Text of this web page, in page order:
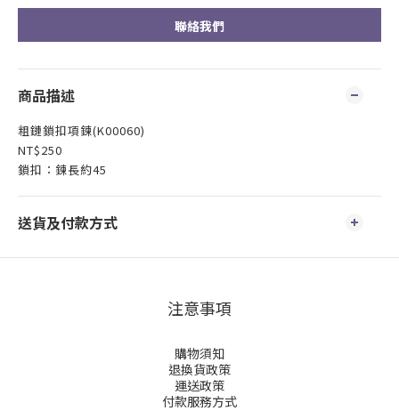
聯絡我們
商品描述
粗鏈鎖扣項鍊(K00060)
NT$250
鎖扣：鍊長約45
送貨及付款方式
注意事項
購物須知
退換貨政策
運送政策
付款服務方式